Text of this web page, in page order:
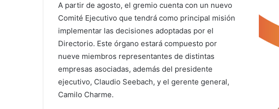
A partir de agosto, el gremio cuenta con un nuevo
Comité Ejecutivo que tendrá como principal misión
implementar las decisiones adoptadas por el
Directorio. Este órgano estará compuesto por
nueve miembros representantes de distintas
empresas asociadas, además del presidente
ejecutivo, Claudio Seebach, y el gerente general,
Camilo Charme.